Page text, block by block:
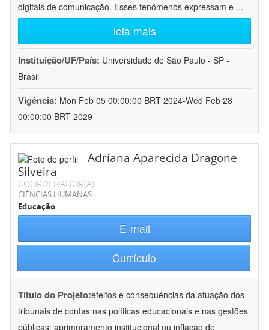
digitais de comunicação. Esses fenômenos expressam e ...
leia mais
Instituição/UF/País: Universidade de São Paulo - SP -
Brasil
Vigência: Mon Feb 05 00:00:00 BRT 2024-Wed Feb 28
00:00:00 BRT 2029
Adriana Aparecida Dragone
Silveira
COORDENADOR(A)
CIÊNCIAS HUMANAS
Educação
E-mail
Currículo
Título do Projeto:efeitos e consequências da atuação dos
tribunais de contas nas políticas educacionais e nas gestões
públicas: aprimoramento institucional ou inflação de